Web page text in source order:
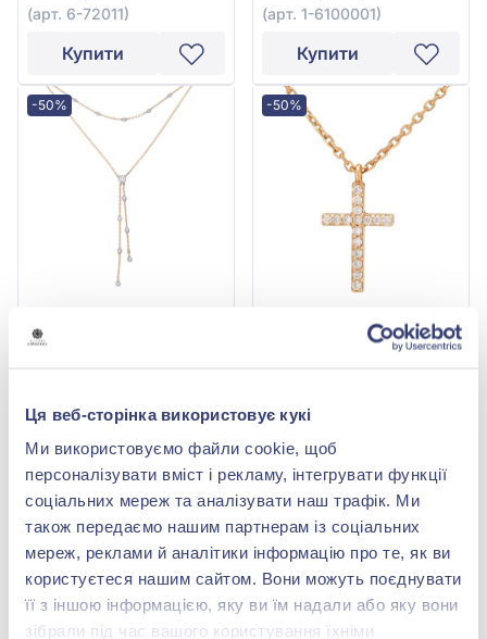
Ця веб-сторінка використовує кукі
Ми використовуємо файли cookie, щоб
персоналізувати вміст і рекламу, інтегрувати функції
соціальних мереж та аналізувати наш трафік. Ми
також передаємо нашим партнерам із соціальних
мереж, реклами й аналітики інформацію про те, як ви
користуєтеся нашим сайтом. Вони можуть поєднувати
її з іншою інформацією, яку ви їм надали або яку вони
зібрали під час вашого користування їхніми
(арт. 6-72011)
Купити
(арт. 1-6100001)
Купити
-50%
Кольє з діамантами
0,37ct із червоного
(арт. 6-62077)
Купити
-50%
Кольє з діамантами 0,11ct
із червоного золота 585°,
(арт. 7103670201)
Купити